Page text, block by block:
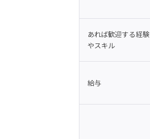
あれば歓迎する経験
やスキル
給与